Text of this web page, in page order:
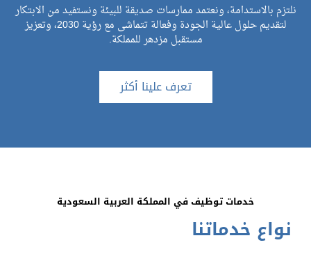
نلتزم بالاستدامة، ونعتمد ممارسات صديقة للبيئة ونستفيد من الابتكار
لتقديم حلول عالية الجودة وفعالة تتماشى مع رؤية 2030، وتعزيز
مستقبل مزدهر للمملكة.
تعرف علينا أكثر
خدمات توظيف في المملكة العربية السعودية
نواع خدماتنا